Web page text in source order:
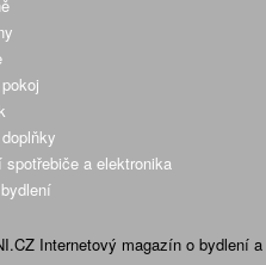
spotřebiče a elektronika
Internetový magazín o bydlení